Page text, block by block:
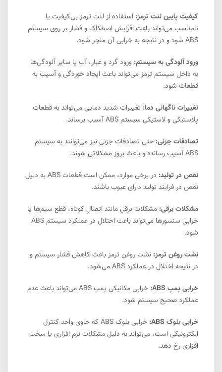
کیفیت پایین لنت ترمز: استفاده از لنت ترمز بی‌کیفیت یا
نامناسب می‌تواند باعث افزایش اصطکاک و فشار بر روی سیستم
ABS شود و در نتیجه به خرابی آن منجر شود.
ورود آلودگی به سیستم: ورود گرد و غبار، آب یا سایر آلودگی‌ها
به داخل سیستم ترمز می‌تواند باعث ایجاد خوردگی و آسیب به
قطعات شود.
تغییرات ناگهانی دما: تغییرات شدید دمایی می‌تواند به قطعات
پلاستیکی و لاستیکی سیستم ABS آسیب برساند.
تصادفات جزئی: حتی تصادفات جزئی نیز می‌توانند به سیستم
ABS آسیب رسانده و باعث بروز مشکلاتی شوند.
نقص در تولید:
در برخی موارد، ممکن است قطعات ABS به دلیل
نقص در فرایند تولید دارای عیوب باشند.
مشکلات برقی: مشکلات برقی مانند اتصال کوتاه، قطع سیم‌ها یا
خرابی سنسورها می‌تواند باعث اختلال در عملکرد سیستم ABS
شود.
نشت روغن ترمز: نشت روغن ترمز باعث کاهش فشار سیستم و
در نتیجه اختلال در عملکرد ABS می‌شود.
خرابی پمپ ABS:
خرابی مکانیکی پمپ ABS می‌تواند باعث عدم
عملکرد صحیح سیستم شود.
خرابی بلوک ABS:
خرابی بلوک ABS که حاوی واحد کنترل
الکترونیکی است، می‌تواند به دلیل مشکلات نرم افزاری یا سخت
افزاری رخ دهد.